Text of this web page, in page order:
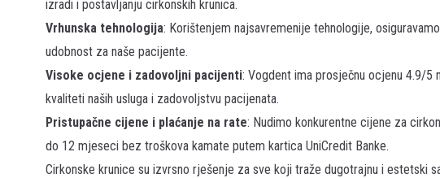
izradi i postavljanju cirkonskih krunica.
Vrhunska tehnologija: Korištenjem najsavremenije tehnologije,
udobnost za naše pacijente.
Visoke ocjene i zadovoljni pacijenti: Vogdent ima prosječnu ocjenu 4.9/5
kvaliteti naših usluga i zadovoljstvu pacijenata.
Pristupačne cijene i plaćanje na rate: Nudimo konkurentne cijene za
do 12 mjeseci bez troškova kamate putem kartica UniCredit Banke.
Cirkonske krunice su izvrsno rješenje za sve koji traže dugotrajnu i estetski